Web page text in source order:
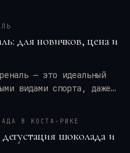
Мы разберём программу
форме, оптимальные
год. Вы также
по экипировке и
вКоста-Рику
для новичков, цена и
— это идеальный
видами спорта, даже
сколько стоят
всего ехать, чтобы
В КОСТА-РИКЕ
шоколада и